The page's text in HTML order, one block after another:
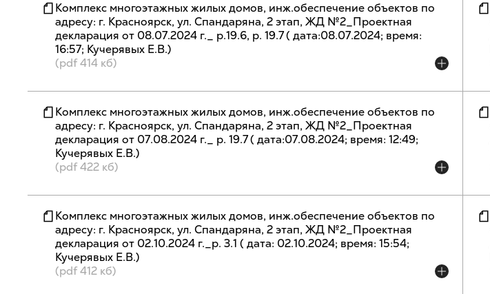
Комплекс многоэтажных жилых домов, инж.обеспечение объектов по
адресу: г. Красноярск, ул. Спандаряна, 2 этап, ЖД №2_Проектная
декларация от 08.07.2024 г._ р.19.6, р. 19.7 ( дата:08.07.2024; время:
16:57; Кучерявых Е.В.)
(pdf 414 кб)
Комплекс многоэтажных жилых домов, инж.обеспечение объектов по
адресу: г. Красноярск, ул. Спандаряна, 2 этап, ЖД №2_Проектная
декларация от 07.08.2024 г._ р. 19.7 ( дата:07.08.2024; время: 12:49;
Кучерявых Е.В.)
(pdf 422 кб)
Комплекс многоэтажных жилых домов, инж.обеспечение объектов по
адресу: г. Красноярск, ул. Спандаряна, 2 этап, ЖД №2_Проектная
декларация от 02.10.2024 г._р. 3.1 ( дата: 02.10.2024; время: 15:54;
Кучерявых Е.В.)
(pdf 412 кб)